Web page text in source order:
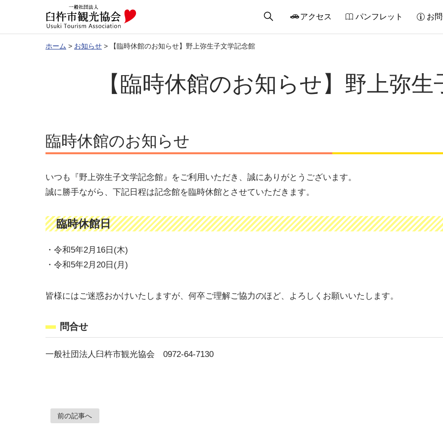
アクセス パンフレット お
ホーム > お知らせ > 【臨時休館のお知らせ】野上弥生子文学記念館
【臨時休館のお知らせ】野上弥
臨時休館のお知らせ
いつも『野上弥生子文学記念館』をご利用いただき、誠にありがとうございます。
誠に勝手ながら、下記日程は記念館を臨時休館とさせていただきます。
臨時休館日
・令和5年2月16日(木)
・令和5年2月20日(月)
皆様にはご迷惑おかけいたしますが、何卒ご理解ご協力のほど、よろしくお願いいたします。
問合せ
一般社団法人臼杵市観光協会 0972-64-7130
前の記事へ